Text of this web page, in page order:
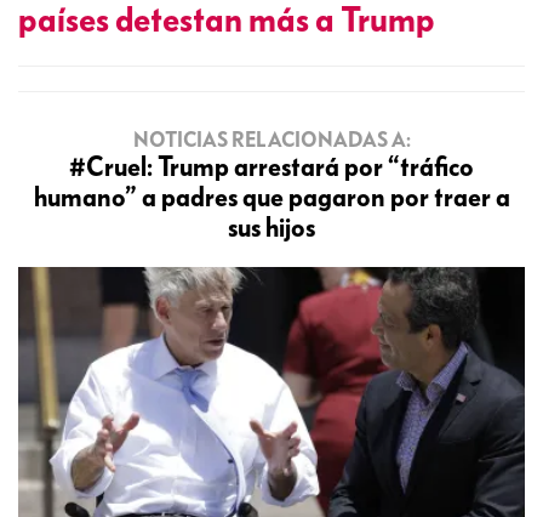
países detestan más a Trump
NOTICIAS RELACIONADAS A:
#Cruel: Trump arrestará por “tráfico
humano” a padres que pagaron por traer a
sus hijos